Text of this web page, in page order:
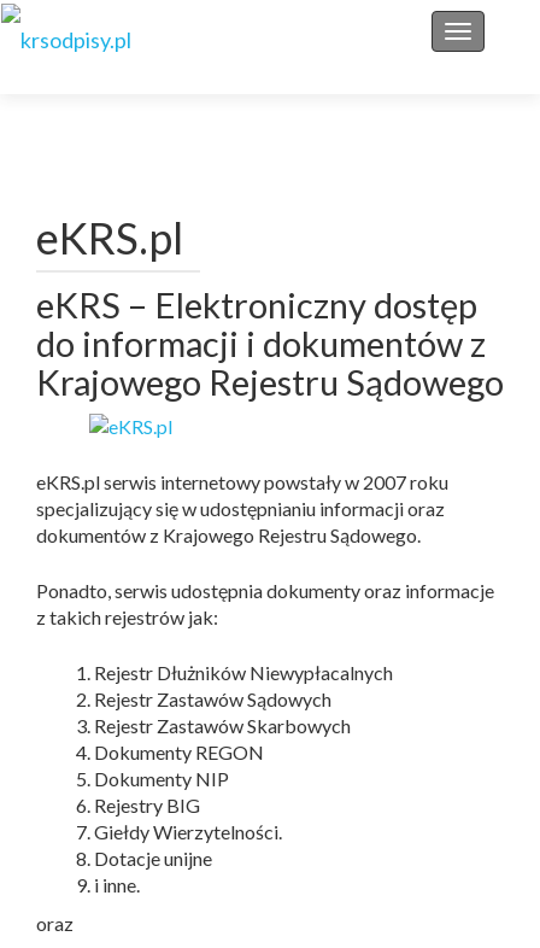
Przełącz
eKRS.pl
eKRS – Elektroniczny dostęp
do informacji i dokumentów z
Krajowego Rejestru Sądowego
eKRS.pl serwis internetowy powstały w 2007 roku
specjalizujący się w udostępnianiu informacji oraz
dokumentów z Krajowego Rejestru Sądowego.
Ponadto, serwis udostępnia dokumenty oraz informacje
z takich rejestrów jak:
Rejestr Dłużników Niewypłacalnych
Rejestr Zastawów Sądowych
Rejestr Zastawów Skarbowych
Dokumenty REGON
Dokumenty NIP
Rejestry BIG
Giełdy Wierzytelności.
Dotacje unijne
i inne.
oraz